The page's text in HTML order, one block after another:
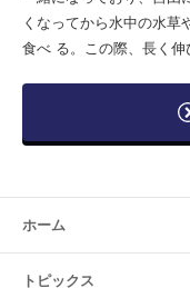
くなってから水中の水草
食べ る。この際、長く伸
ホーム
トピックス